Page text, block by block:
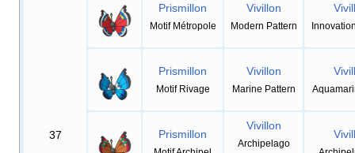
37
Prismillon
Motif Métropole
Vivillon
Modern Pattern
Prismillon
Motif Rivage
Vivillon
Marine Pattern
Prismillon
Vivillon
Archipelago